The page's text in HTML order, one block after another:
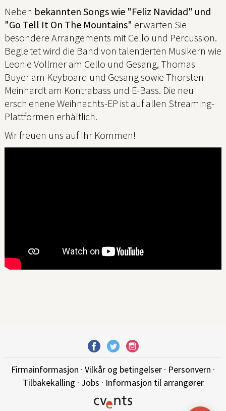
Neben bekannten Songs wie "Feliz Navidad" und
"Go Tell It On The Mountains" erwarten Sie
besondere Arrangements mit Cello und Percussion.
Begleitet wird die Band von talentierten Musikern wie
Leonie Vollmer am Cello und Gesang, Thomas
Buyer am Keyboard und Gesang sowie Thorsten
Meinhardt am Kontrabass und E-Bass. Die neu
erschienene Weihnachts-EP ist auf allen Streaming-
Plattformen erhältlich.
Wir freuen uns auf Ihr Kommen!
Firmainformasjon · Vilkår og betingelser · Personvern ·
Tilbakekalling · Jobs · Informasjon til arrangører